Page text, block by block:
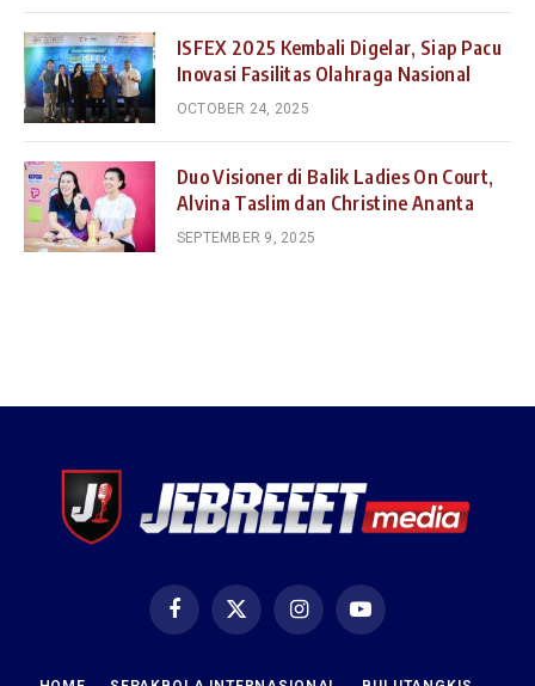
ISFEX 2025 Kembali Digelar, Siap Pacu
Inovasi Fasilitas Olahraga Nasional
OCTOBER 24, 2025
Duo Visioner di Balik Ladies On Court,
Alvina Taslim dan Christine Ananta
SEPTEMBER 9, 2025
FacebookX
(Twitter)
InstagramYouTube